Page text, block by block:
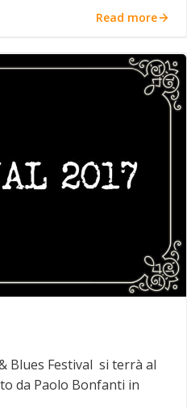
Read more
Blues Festival si terrà al
da Paolo Bonfanti in